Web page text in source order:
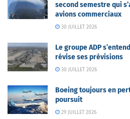
second semestre qui
avions commerciaux
30 JUILLET 2026
Le groupe ADP
révise ses prévisions
30 JUILLET 2026
Boeing toujours en
poursuit
29 JUILLET 2026